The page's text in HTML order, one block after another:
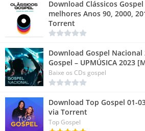
Download Clássicos
melhores Anos 90, 2000,
Torrent
Download Gospel Nacional
Gospel – UPMÚSICA 2023
Baixe os CDs gospel
Download Top Gospel 01-
via Torrent
Top Gospel